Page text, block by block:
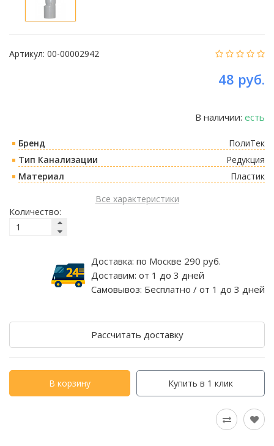
Артикул: 00-00002942
48 руб.
В наличии: есть
Бренд
ПолиТек
Тип Канализации
Редукция
Материал
Пластик
Все характеристики
Количество:
Доставка: по Москве 290 руб.
Доставим: от 1 до 3 дней
Самовывоз: Бесплатно / от 1 до 3 дней
Рассчитать доставку
В корзину Купить в 1 клик